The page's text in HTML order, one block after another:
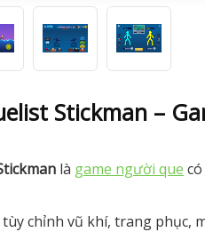
Stickman –
là game người que
chỉnh vũ khí, trang phục,